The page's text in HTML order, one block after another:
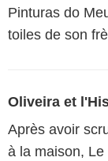
Pinturas do
toiles de son
Oliveira et
Après avoir
à la maison,